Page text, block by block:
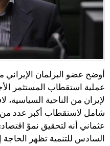
أوضح عضو البرلمان
عملية استقطاب المستثمر
لإيران من الناحية السياسية،
شامل لاستقطاب أكبر عدد من
السادس للتنمية تظهر